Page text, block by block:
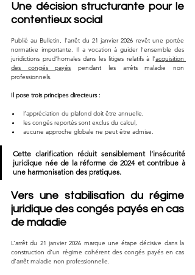
Une décision structurante pour le
contentieux social
Publié au Bulletin, l’arrêt du 21 janvier 2026 revêt une portée
normative importante. Il a vocation à guider l’ensemble des
juridictions prud’homales dans les litiges relatifs à l’acquisition
des congés payés pendant les arrêts maladie non
professionnels.
Il pose trois principes directeurs :
l’appréciation du plafond doit être annuelle,
les congés reportés sont exclus du calcul,
aucune approche globale ne peut être admise.
Cette clarification réduit sensiblement l’insécurité
juridique née de la réforme de 2024 et contribue à
une harmonisation des pratiques.
Vers une stabilisation du régime
juridique des congés payés en cas
de maladie
L’arrêt du 21 janvier 2026 marque une étape décisive dans la
construction d’un régime cohérent des congés payés en cas
d’arrêt maladie non professionnelle.